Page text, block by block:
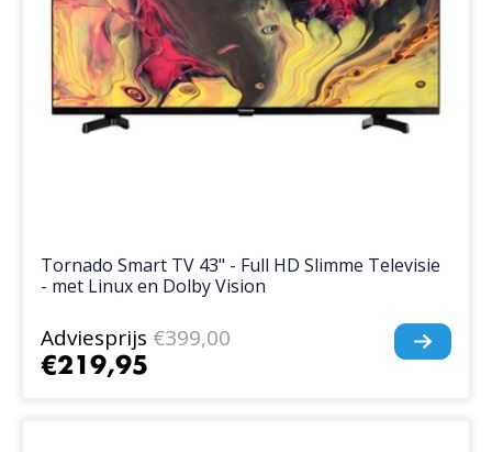
Tornado Smart TV 43" - Full HD Slimme Televisie
- met Linux en Dolby Vision
Adviesprijs €399,00
€219,95